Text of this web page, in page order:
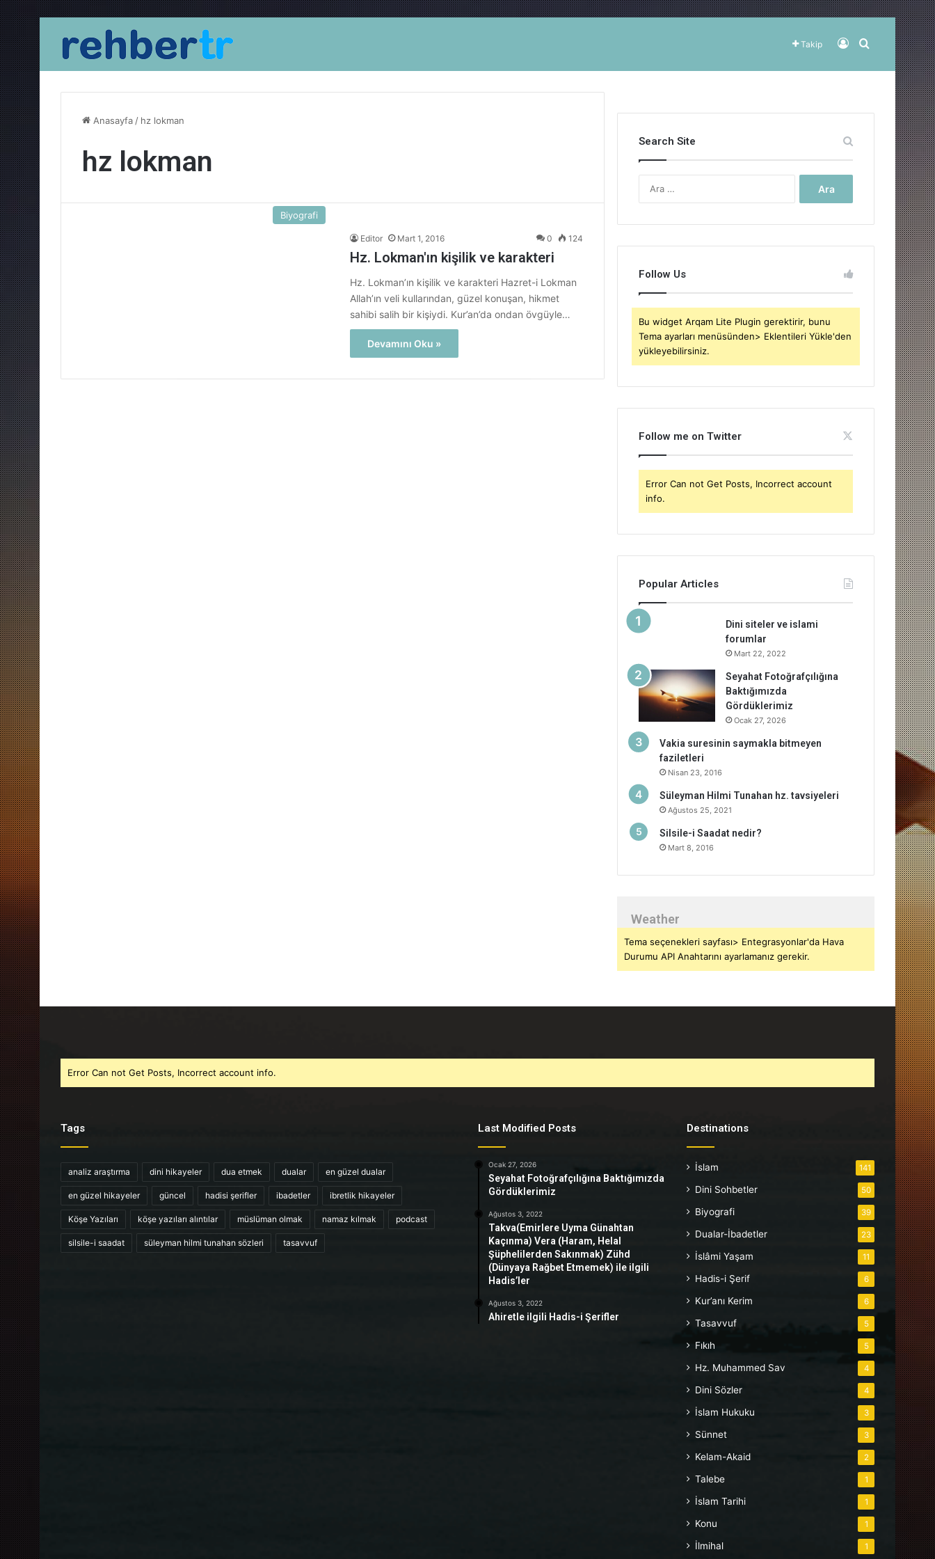
Takip Kayıt OlArama yap
Anasayfa / hz lokman
hz lokman
Biyografi
Editor Mart 1, 2016 0 124
Hz. Lokman'ın kişilik ve karakteri
Hz. Lokman’ın kişilik ve karakteri Hazret-i Lokman
Allah’ın veli kullarından, güzel konuşan, hikmet
sahibi salih bir kişiydi. Kur’an’da ondan övgüyle…
Devamını Oku »
Search Site
Follow Us
Bu widget Arqam Lite Plugin gerektirir, bunu
Tema ayarları menüsünden> Eklentileri Yükle'den
yükleyebilirsiniz.
Follow me on Twitter
Error Can not Get Posts, Incorrect account
info.
Popular Articles
Dini siteler ve islami
forumlar
Mart 22, 2022
Seyahat Fotoğrafçılığına
Baktığımızda
Gördüklerimiz
Ocak 27, 2026
Vakia suresinin saymakla bitmeyen
faziletleri
Nisan 23, 2016
Süleyman Hilmi Tunahan hz. tavsiyeleri
Ağustos 25, 2021
Silsile-i Saadat nedir?
Mart 8, 2016
Weather
Tema seçenekleri sayfası> Entegrasyonlar'da Hava
Durumu API Anahtarını ayarlamanız gerekir.
Error Can not Get Posts, Incorrect account info.
Tags
analiz araştırma dini hikayeler dua etmek dualar en güzel dualar
en güzel hikayeler güncel hadisi şerifler ibadetler ibretlik hikayeler
Köşe Yazıları köşe yazıları alıntılar müslüman olmak namaz kılmak podcast
silsile-i saadat süleyman hilmi tunahan sözleri tasavvuf
Last Modified Posts
Ocak 27, 2026
Seyahat Fotoğrafçılığına Baktığımızda
Gördüklerimiz
Ağustos 3, 2022
Takva(Emirlere Uyma Günahtan
Kaçınma) Vera (Haram, Helal
Şüphelilerden Sakınmak) Zühd
(Dünyaya Rağbet Etmemek) ile ilgili
Hadis’ler
Ağustos 3, 2022
Ahiretle ilgili Hadis-i Şerifler
Destinations
İslam 141
Dini Sohbetler 50
Biyografi 39
Dualar-İbadetler 23
İslâmi Yaşam 11
Hadis-i Şerif 6
Kur’anı Kerim 6
Tasavvuf 5
Fıkıh 5
Hz. Muhammed Sav 4
Dini Sözler 4
İslam Hukuku 3
Sünnet 3
Kelam-Akaid 2
Talebe 1
İslam Tarihi 1
Konu 1
İlmihal 1